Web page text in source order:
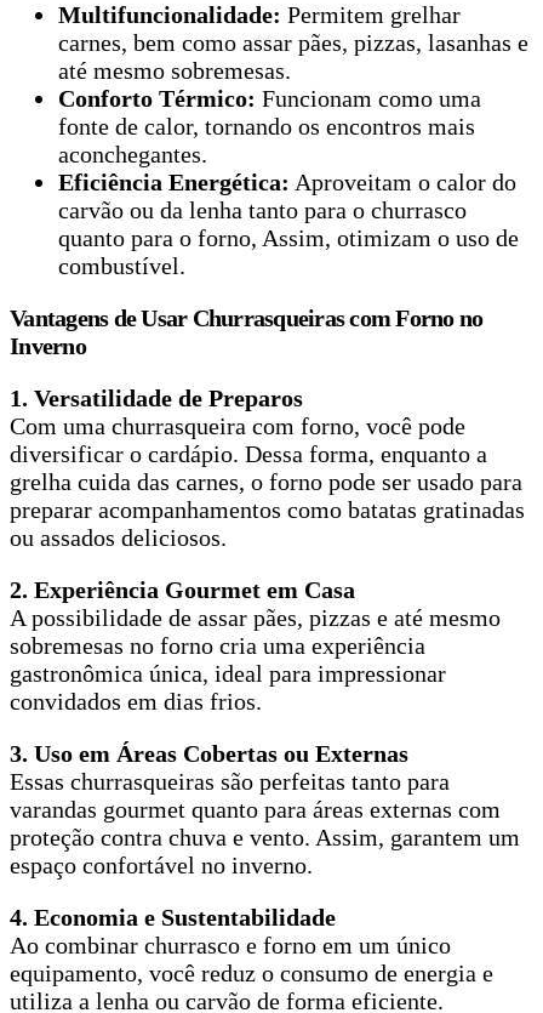
Multifuncionalidade: Permitem grelhar
carnes, bem como assar pães, pizzas, lasanhas e
até mesmo sobremesas.
Conforto Térmico: Funcionam como uma
fonte de calor, tornando os encontros mais
aconchegantes.
Eficiência Energética: Aproveitam o calor do
carvão ou da lenha tanto para o churrasco
quanto para o forno, Assim, otimizam o uso de
combustível.
Vantagens de Usar Churrasqueiras com Forno no
Inverno
1. Versatilidade de Preparos
Com uma churrasqueira com forno, você pode
diversificar o cardápio. Dessa forma, enquanto a
grelha cuida das carnes, o forno pode ser usado para
preparar acompanhamentos como batatas gratinadas
ou assados deliciosos.
2. Experiência Gourmet em Casa
A possibilidade de assar pães, pizzas e até mesmo
sobremesas no forno cria uma experiência
gastronômica única, ideal para impressionar
convidados em dias frios.
3. Uso em Áreas Cobertas ou Externas
Essas churrasqueiras são perfeitas tanto para
varandas gourmet quanto para áreas externas com
proteção contra chuva e vento. Assim, garantem um
espaço confortável no inverno.
4. Economia e Sustentabilidade
Ao combinar churrasco e forno em um único
equipamento, você reduz o consumo de energia e
utiliza a lenha ou carvão de forma eficiente.